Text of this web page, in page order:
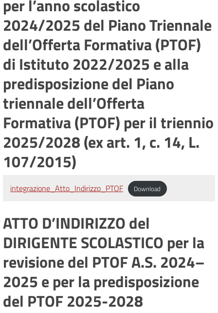
per l’anno scolastico
2024/2025 del Piano Triennale
dell’Offerta Formativa (PTOF)
di Istituto 2022/2025 e alla
predisposizione del Piano
triennale dell’Offerta
Formativa (PTOF) per il triennio
2025/2028 (ex art. 1, c. 14, L.
107/2015)
integrazione_Atto_Indirizzo_PTOF Download
ATTO D’INDIRIZZO del
DIRIGENTE SCOLASTICO per la
revisione del PTOF A.S. 2024–
2025 e per la predisposizione
del PTOF 2025-2028